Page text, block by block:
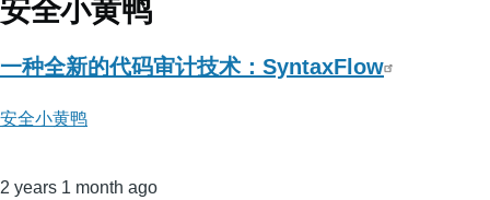
安全小黄鸭
一种全新的代码审计技术：SyntaxFlow
安全小黄鸭
2 years 1 month ago